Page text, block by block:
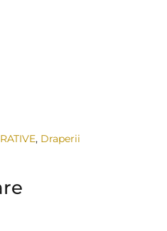
, Draperii